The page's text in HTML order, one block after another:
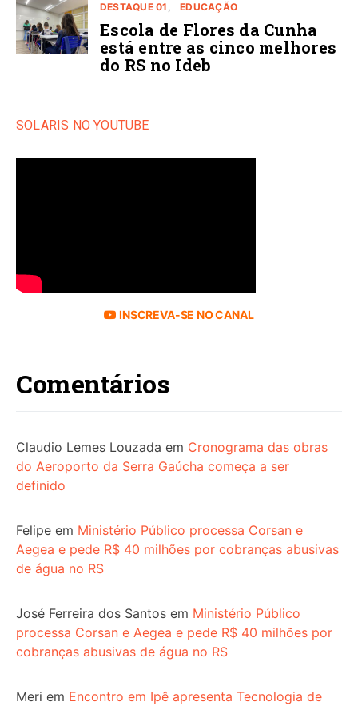
DESTAQUE 01 EDUCAÇÃO
Escola de Flores da Cunha
está entre as cinco melhores
do RS no Ideb
SOLARIS NO YOUTUBE
INSCREVA-SE NO CANAL
Comentários
Claudio Lemes Louzada em Cronograma das obras
do Aeroporto da Serra Gaúcha começa a ser
definido
Felipe em Ministério Público processa Corsan e
Aegea e pede R$ 40 milhões por cobranças abusivas
de água no RS
José Ferreira dos Santos em Ministério Público
processa Corsan e Aegea e pede R$ 40 milhões por
cobranças abusivas de água no RS
Meri em Encontro em Ipê apresenta Tecnologia de